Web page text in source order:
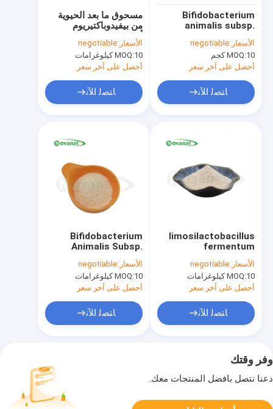
مسحوق ما بعد الحيوية
من بيفيدوباكتيريوم
أنيماليس سبيس. لاكتيس
BI516 / نباتي / خالٍ من
مسببات الحساسية / خالٍ
من الغلوتين / خالٍ من
الأسعار:negotiable
MOQ:10 كيلوغرامات
أحصل على آخر سعر
ﺎﺘﺼﻟ ﺍﻶﻧ
Bifidobacterium
animalis subsp.
الحيوية مسحوق
Tyndallized نباتي
الأسعار:negotiable
MOQ:10 كجم
أحصل على آخر سعر
ﺎﺘﺼﻟ ﺍﻶﻧ
Bifidobacterium
Animalis Subsp.
خالية من الحساسية /
خالية من الغلوتين / خالية
من الألبان
الأسعار:negotiable
MOQ:10 كيلوغرامات
أحصل على آخر سعر
ﺎﺘﺼﻟ ﺍﻶﻧ
limosilactobacillus
fermentum
lf33/vegan/prosensmen
خالية/خالية من الغلوتين/
خالية من الألبان/الحبيبات
الأسعار:negotiable
MOQ:10 كيلوغرامات
أحصل على آخر سعر
ﺎﺘﺼﻟ ﺍﻶﻧ
وفر وقتك
دعنا نتصل بأفضل المنتجات معك.